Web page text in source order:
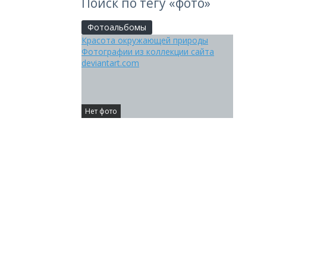
Фотоальбомы
Нет фото
Красота окружающей природы
Фотографии из коллекции сайта
deviantart.com